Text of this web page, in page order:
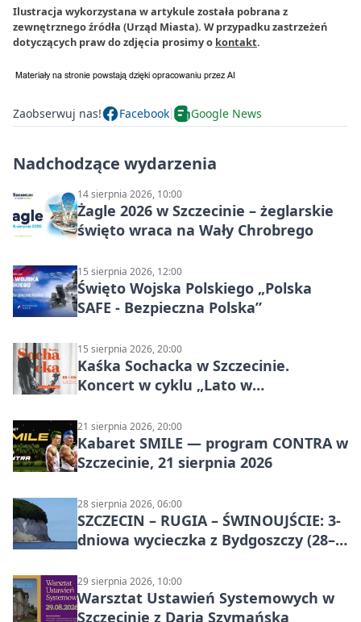
Ilustracja wykorzystana w artykule została pobrana z
zewnętrznego źródła (Urząd Miasta). W przypadku zastrzeżeń
dotyczących praw do zdjęcia prosimy o kontakt.
Zaobserwuj nas! Facebook Google News
Nadchodzące wydarzenia
14 sierpnia 2026, 10:00
Żagle 2026 w Szczecinie – żeglarskie
święto wraca na Wały Chrobrego
15 sierpnia 2026, 12:00
Święto Wojska Polskiego „Polska
SAFE - Bezpieczna Polska”
15 sierpnia 2026, 20:00
Kaśka Sochacka w Szczecinie.
Koncert w cyklu „Lato w
21 sierpnia 2026, 20:00
Kabaret SMILE — program CONTRA w
Szczecinie, 21 sierpnia 2026
28 sierpnia 2026, 06:00
SZCZECIN – RUGIA – ŚWINOUJŚCIE: 3-
dniowa wycieczka z Bydgoszczy (28–
29 sierpnia 2026, 10:00
Warsztat Ustawień Systemowych w
Szczecinie z Darią Szymańską